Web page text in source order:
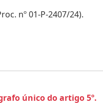
nº 01-P-2407/24).
único do artigo 5º.